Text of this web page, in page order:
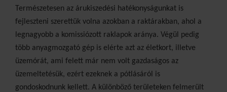
Természetesen az árukiszedési hatékonyságunkat is
fejleszteni szerettük volna azokban a raktárakban, ahol a
legnagyobb a komissiózott raklapok aránya. Végül pedig
több anyagmozgató gép is elérte azt az életkort, illetve
üzemórát, ami felett már nem volt gazdaságos az
üzemeltetésük, ezért ezeknek a pótlásáról is
gondoskodnunk kellett. A különböző területeken felmerült